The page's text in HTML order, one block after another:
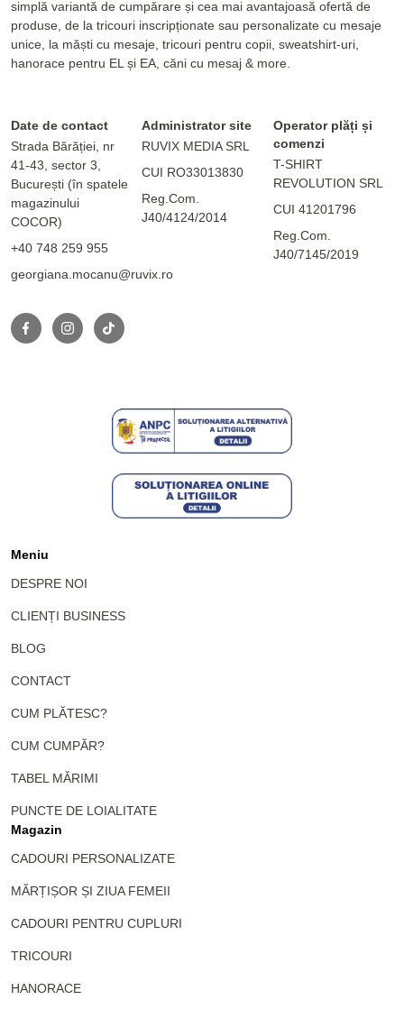
simplă variantă de cumpărare și cea mai avantajoasă ofertă de
produse, de la tricouri inscripționate sau personalizate cu mesaje
unice, la măști cu mesaje, tricouri pentru copii, sweatshirt-uri,
hanorace pentru EL și EA, căni cu mesaj & more.
Date de contact
Strada Bărăției, nr
41-43, sector 3,
București (în spatele
magazinului
COCOR)
+40 748 259 955
georgiana.mocanu@ruvix.ro
Administrator site
RUVIX MEDIA SRL
CUI RO33013830
Reg.Com.
J40/4124/2014
Operator plăți și
comenzi
T-SHIRT
REVOLUTION SRL
CUI 41201796
Reg.Com.
J40/7145/2019
Meniu
DESPRE NOI
CLIENȚI BUSINESS
BLOG
CONTACT
CUM PLĂTESC?
CUM CUMPĂR?
TABEL MĂRIMI
PUNCTE DE LOIALITATE
Magazin
CADOURI PERSONALIZATE
MĂRȚIȘOR ȘI ZIUA FEMEII
CADOURI PENTRU CUPLURI
TRICOURI
HANORACE